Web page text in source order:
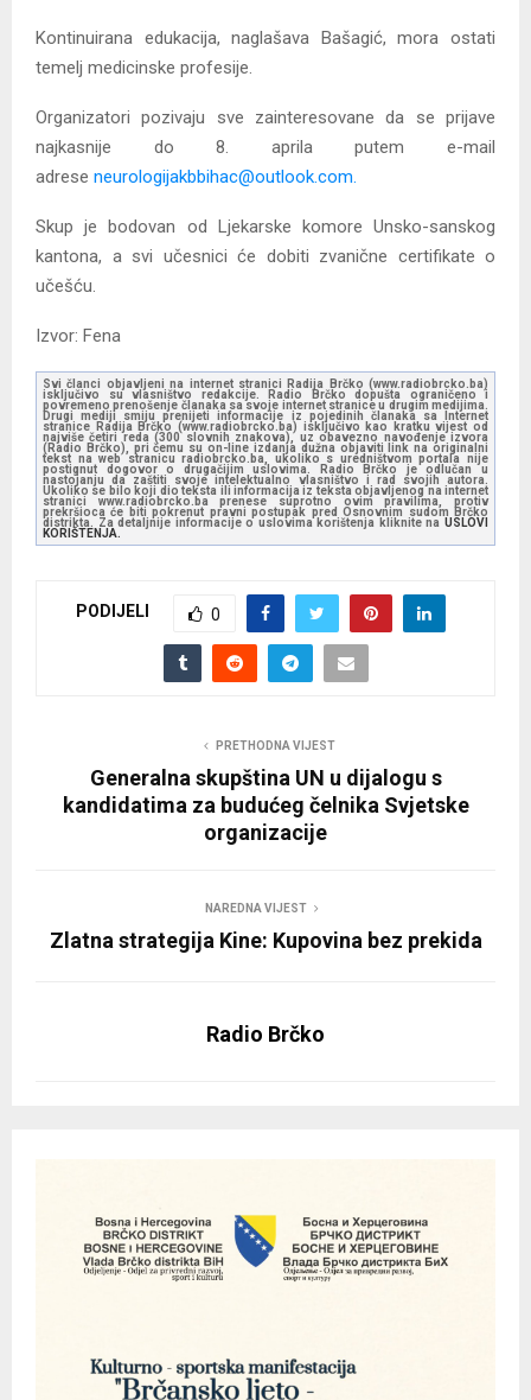
Kontinuirana edukacija, naglašava Bašagić, mora ostati
temelj medicinske profesije.
Organizatori pozivaju sve zainteresovane da se prijave
najkasnije do 8. aprila putem e-mail
adrese neurologijakbbihac@outlook.com.
Skup je bodovan od Ljekarske komore Unsko-sanskog
kantona, a svi učesnici će dobiti zvanične certifikate o
učešću.
Izvor: Fena
Svi članci objavljeni na internet stranici Radija Brčko (www.radiobrcko.ba)
isključivo su vlasništvo redakcije. Radio Brčko dopušta ograničeno i
povremeno prenošenje članaka sa svoje internet stranice u drugim medijima.
Drugi mediji smiju prenijeti informacije iz pojedinih članaka sa Internet
stranice Radija Brčko (www.radiobrcko.ba) isključivo kao kratku vijest od
najviše četiri reda (300 slovnih znakova), uz obavezno navođenje izvora
(Radio Brčko), pri čemu su on-line izdanja dužna objaviti link na originalni
tekst na web stranicu radiobrcko.ba, ukoliko s uredništvom portala nije
postignut dogovor o drugačijim uslovima. Radio Brčko je odlučan u
nastojanju da zaštiti svoje intelektualno vlasništvo i rad svojih autora.
Ukoliko se bilo koji dio teksta ili informacija iz teksta objavljenog na internet
stranici www.radiobrcko.ba prenese suprotno ovim pravilima, protiv
prekršioca će biti pokrenut pravni postupak pred Osnovnim sudom Brčko
distrikta. Za detaljnije informacije o uslovima korištenja kliknite na USLOVI
KORIŠTENJA.
PODIJELI 0
PRETHODNA VIJEST
Generalna skupština UN u dijalogu s
kandidatima za budućeg čelnika Svjetske
organizacije
NAREDNA VIJEST
Zlatna strategija Kine: Kupovina bez prekida
Radio Brčko